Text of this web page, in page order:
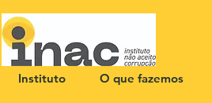
Instituto O que fazemos